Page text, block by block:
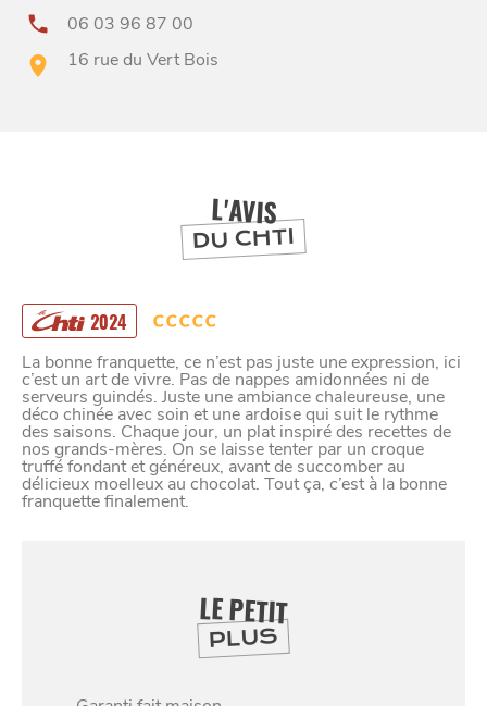
L'AVIS
DU CHTI
2024
La bonne franquette, ce n’est pas juste une expression, ici
c’est un art de vivre. Pas de nappes amidonnées ni de
serveurs guindés. Juste une ambiance chaleureuse, une
déco chinée avec soin et une ardoise qui suit le rythme
des saisons. Chaque jour, un plat inspiré des recettes de
nos grands-mères. On se laisse tenter par un croque
truffé fondant et généreux, avant de succomber au
délicieux moelleux au chocolat. Tout ça, c’est à la bonne
franquette finalement.
LE PETIT
PLUS
06 03 96 87 00
16 rue du Vert Bois
DEPUIS 1973